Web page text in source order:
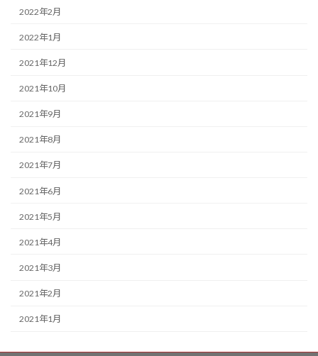
2022年2月
2022年1月
2021年12月
2021年10月
2021年9月
2021年8月
2021年7月
2021年6月
2021年5月
2021年4月
2021年3月
2021年2月
2021年1月